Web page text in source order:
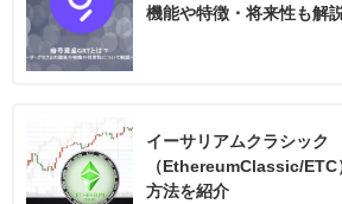
機能や特徴・将来性も解
イーサリアムクラシック
（EthereumClassic/ETC
方法を紹介